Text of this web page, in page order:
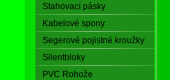
Stahovací pásky
Kabelové spony
Segerové pojistné kroužky
Silentbloky
PVC Rohože